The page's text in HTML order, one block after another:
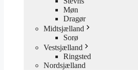
Møn
Dragør
Midtsjælland
Sorø
Vestsjælland
Ringsted
Nordsjælland